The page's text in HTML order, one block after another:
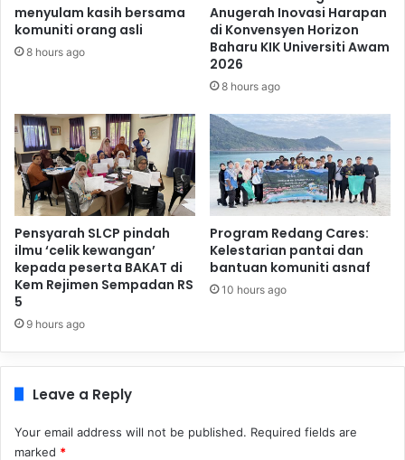
menyulam kasih bersama
komuniti orang asli
8 hours ago
Anugerah Inovasi Harapan
di Konvensyen Horizon
Baharu KIK Universiti Awam
2026
8 hours ago
Pensyarah SLCP pindah
ilmu ‘celik kewangan’
kepada peserta BAKAT di
Kem Rejimen Sempadan RS
5
9 hours ago
Program Redang Cares:
Kelestarian pantai dan
bantuan komuniti asnaf
10 hours ago
Leave a Reply
Your email address will not be published. Required fields are
marked *